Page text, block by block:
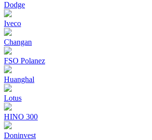
Dodge
Iveco
Changan
FSO Polanez
Huanghal
Lotus
HINO 300
Doninvest